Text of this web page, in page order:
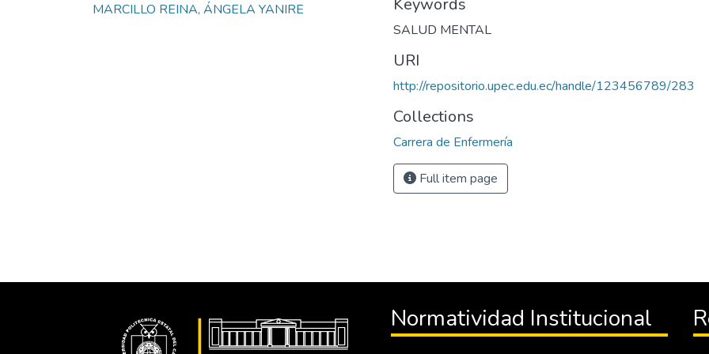
MARCILLO REINA, ÁNGELA YANIRE Keywords
SALUD MENTAL
URI
http://repositorio.upec.edu.ec/handle/123456789/283
Collections
Carrera de Enfermería
Full item page
Normatividad Institucional